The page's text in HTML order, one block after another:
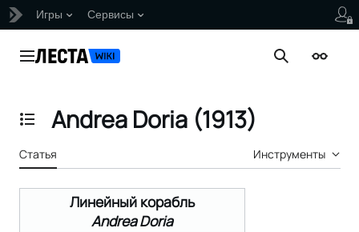
Игры Сервисы
Главное меню Поиск
Отобразить/Скрыть содержание
Andrea Doria (1913)
Статья Инструменты
Линейный корабль
Andrea Doria